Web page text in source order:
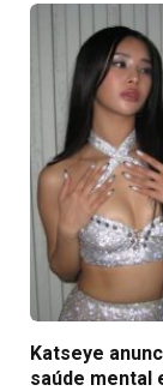
Katseye
saúde mental